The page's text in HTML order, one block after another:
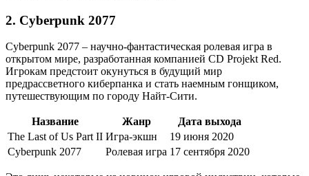
2. Cyberpunk 2077
Cyberpunk 2077 – научно-фантастическая ролевая игра в
открытом мире, разработанная компанией CD Projekt Red.
Игрокам предстоит окунуться в будущий мир
предрассветного киберпанка и стать наемным гонщиком,
путешествующим по городу Найт-Сити.
Название Жанр
Дата выхода
The Last of Us Part II Игра-экшн
19 июня 2020
Cyberpunk 2077
Ролевая игра 17 сентября 2020